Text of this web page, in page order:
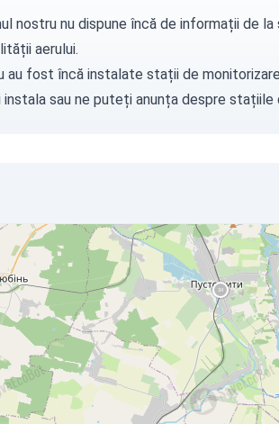
nostru nu dispune încă de informații de
aerului.
au fost încă instalate stații de
sau ne puteți anunțadespre stațiile